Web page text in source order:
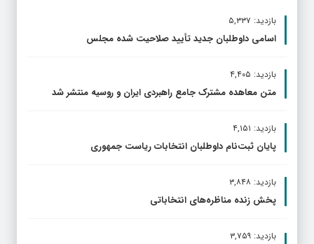
بازدید: ۵,۳۳۷
اسامی داوطلبان جدید تأیید صلاحیت شده مجلس
بازدید: ۴,۴۰۵
متن معاهده مشترک جامع راهبردی ایران و روسیه منتشر شد
بازدید: ۴,۱۵۱
پایان ثبت‌نام داوطلبان انتخابات ریاست جمهوری
بازدید: ۳,۸۴۸
پخش زنده مناظره‌های انتخاباتی
بازدید: ۳,۷۵۹